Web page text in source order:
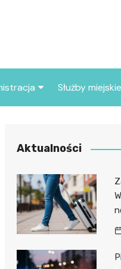
miasta
Służby miejskie
Policja
Aktualności